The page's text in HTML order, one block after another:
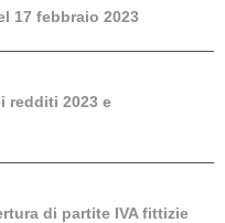
17 febbraio 2023
redditi 2023 e
di partite IVA fittizie